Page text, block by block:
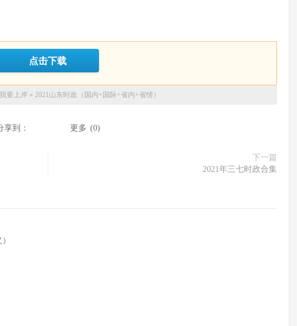
点击下载
我要上岸 » 2021山东时政（国内+国际+省内+省情）
享到： 更多 (0)
下一篇
2021年三七时政合集